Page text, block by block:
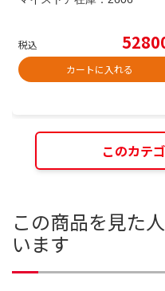
税込
カートに入れる
このカテ
この商品を見た
います